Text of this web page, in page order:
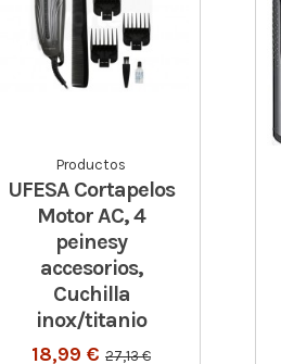
Productos
UFESA Cortapelos
Motor AC, 4
peinesy
accesorios,
Cuchilla
inox/titanio
18,99 € 27,13 €